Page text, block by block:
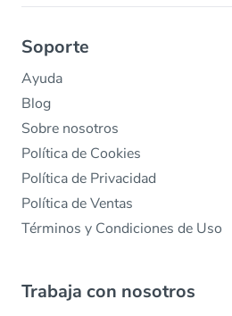
Soporte
Ayuda
Blog
Sobre nosotros
Política de Cookies
Política de Privacidad
Política de Ventas
Términos y Condiciones de Uso
Trabaja con nosotros